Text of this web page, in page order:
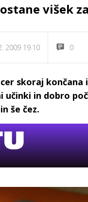
višek
2009 19.10 0
skoraj
učinki in dobro
še čez.